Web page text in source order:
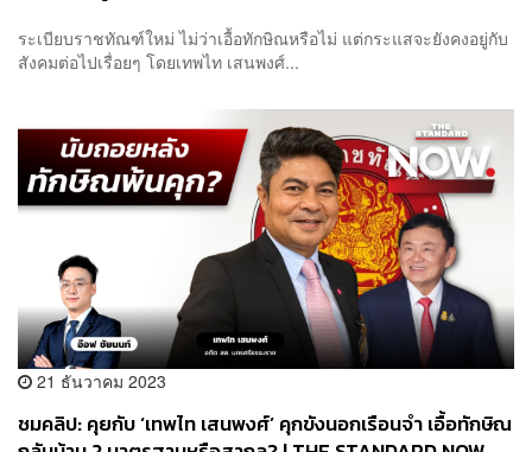
ระเบียบราชทัณฑ์ใหม่ ไม่ว่าเอื้อทักษิณหรือไม่ แต่กระแสจะยังคงอยู่กับ
สังคมต่อไปเรื่อยๆ โดยเทพไท เสนพงศ์...
21 ธันวาคม 2023
ชมคลิป: คุยกับ ‘เทพไท เสนพงศ์’ คุกขังนอกเรือนจำ เอื้อทักษิณ